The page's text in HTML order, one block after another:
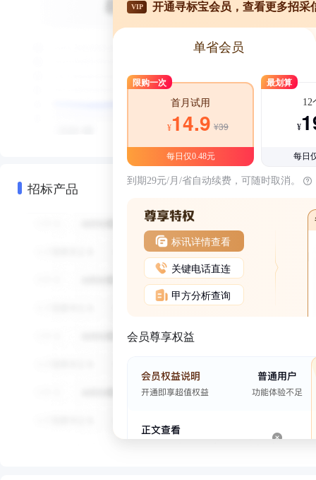
招标产品
VIP 开通寻标宝会员，查看更多招采
单省会员
限购一次
首月试用
¥14.9 ¥39
每日仅0.48元
最划算
12
¥
每日
到期29元/月/省自动续费，可随时取消。
标讯详情查看
关键电话直连
甲方分析查询
会员尊享权益